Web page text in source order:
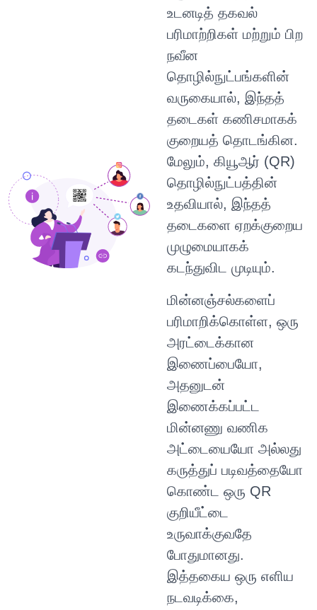
உடனடித் தகவல்
பரிமாற்றிகள் மற்றும் பிற
நவீன
தொழில்நுட்பங்களின்
வருகையால், இந்தத்
தடைகள் கணிசமாகக்
குறையத் தொடங்கின.
மேலும், கியூஆர் (QR)
தொழில்நுட்பத்தின்
உதவியால், இந்தத்
தடைகளை ஏறக்குறைய
முழுமையாகக்
கடந்துவிட முடியும்.
மின்னஞ்சல்களைப்
பரிமாறிக்கொள்ள, ஒரு
அரட்டைக்கான
இணைப்பையோ,
அதனுடன்
இணைக்கப்பட்ட
மின்னணு வணிக
அட்டையையோ அல்லது
கருத்துப் படிவத்தையோ
கொண்ட ஒரு QR
குறியீட்டை
உருவாக்குவதே
போதுமானது.
இத்தகைய ஒரு எளிய
நடவடிக்கை,